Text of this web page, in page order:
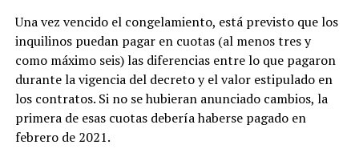
Una vez vencido el congelamiento, está previsto que los
inquilinos puedan pagar en cuotas (al menos tres y
como máximo seis) las diferencias entre lo que pagaron
durante la vigencia del decreto y el valor estipulado en
los contratos. Si no se hubieran anunciado cambios, la
primera de esas cuotas debería haberse pagado en
febrero de 2021.